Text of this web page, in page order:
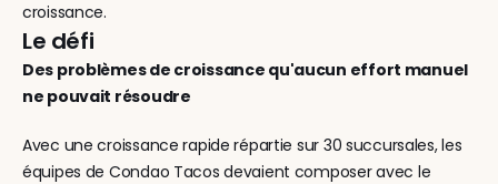
croissance.
Le défi
Des problèmes de croissance qu'aucun effort manuel
ne pouvait résoudre
Avec une croissance rapide répartie sur 30 succursales, les
équipes de Condao Tacos devaient composer avec le